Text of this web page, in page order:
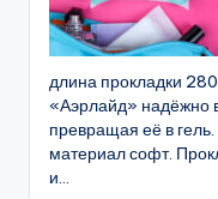
длина прокладки
«Аэрлайд» надёжно
превращая её в
материал софт.
и...